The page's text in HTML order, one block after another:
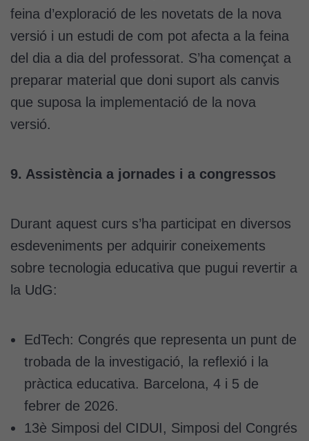
feina d’exploració de les novetats de la nova
versió i un estudi de com pot afecta a la feina
del dia a dia del professorat. S’ha començat a
preparar material que doni suport als canvis
que suposa la implementació de la nova
versió.
9. Assistència a jornades i a congressos
Durant aquest curs s’ha participat en diversos
esdeveniments per adquirir coneixements
sobre tecnologia educativa que pugui revertir a
la UdG:
EdTech: Congrés que representa un punt de
trobada de la investigació, la reflexió i la
pràctica educativa. Barcelona, 4 i 5 de
febrer de 2026.
13è Simposi del CIDUI, Simposi del Congrés